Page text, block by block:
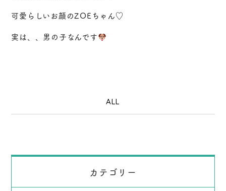
可愛らしいお顔のZOEちゃん♡
実は、、男の子なんです
ALL
カテゴリー